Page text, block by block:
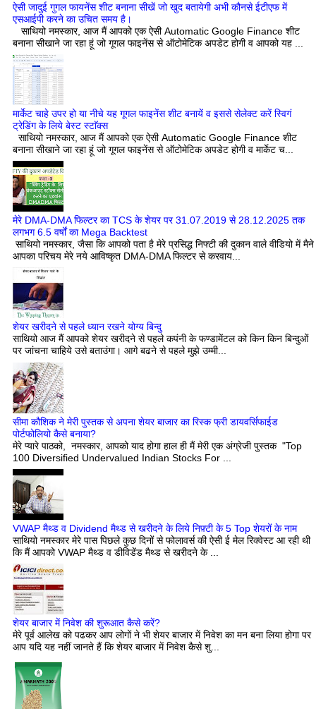
ऐसी जादुई गुगल फायनेंस शीट बनाना सीखें जो खुद बतायेगी अभी कौनसे ईटीएफ में
एसआईपी करने का उचित समय है।
साथियो नमस्कार, आज मैं आपको एक ऐसी Automatic Google Finance शीट
बनाना सीखाने जा रहा हूं जो गूगल फाइनेंस से ऑटोमेटिक अपडेट होगी व आपको यह ...
मार्केट चाहे उपर हो या नीचे यह गूगल फाइनेंस शीट बनायें व इससे सेलेक्ट करें स्विगं
ट्रेडिंग के लिये बेस्ट स्टाॅक्स
साथियो नमस्कार, आज मैं आपको एक ऐसी Automatic Google Finance शीट
बनाना सीखाने जा रहा हूं जो गूगल फाइनेंस से ऑटोमेटिक अपडेट होगी व मार्केट च...
मेरे DMA-DMA फिल्टर का TCS के शेयर पर 31.07.2019 से 28.12.2025 तक
लगभग 6.5 वर्षों का Mega Backtest
साथियो नमस्कार, जैसा कि आपको पता है मेरे प्रसिद्ध निफ्टी की दुकान वाले वीडियो में मैने
आपका परिचय मेरे नये आविष्कृत DMA-DMA फिल्टर से करवाय...
शेयर खरीदने से पहले ध्यान रखने योग्य बिन्दु
साथियो आज मैं आपको शेयर खरीदने से पहले कपंनी के फण्डामेंटल को किन किन बिन्दुओं
पर जांचना चाहिये उसे बताउंगा। आगे बढने से पहले मुझे उम्मी...
सीमा कौशिक ने मेरी पुस्तक से अपना शेयर बाजार का रिस्क फ्री डायवर्सिफाईड
पोर्टफोलियो कैसे बनाया?
मेरे प्यारे पाठको, नमस्कार, आपको याद होगा हाल ही मैं मेरी एक अंग्रेजी पुस्तक "Top
100 Diversified Undervalued Indian Stocks For ...
VWAP मैथ्ड व Dividend मैथ्ड से खरीदने के लिये निफ़्टी के 5 Top शेयरों के नाम
साथियो नमस्कार मेरे पास पिछले कुछ दिनों से फोलावर्स की ऐसी ई मेल रिक्वेस्ट आ रही थी
कि मैं आपको VWAP मैथ्ड व डीविडेंड मैथ्ड से खरीदने के ...
शेयर बाजार में निवेश की शुरूआत कैसे करें?
मेरे पूर्व आलेख को पढकर आप लोगों ने भी शेयर बाजार में निवेश का मन बना लिया होगा पर
आप यदि यह नहीं जानते हैं कि शेयर बाजार में निवेश कैसे शु...